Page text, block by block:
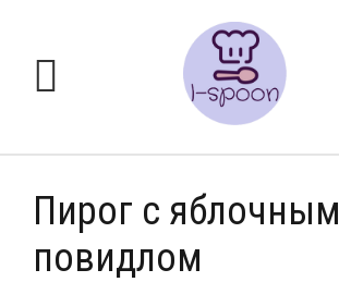
Пирог с яблочным
повидлом